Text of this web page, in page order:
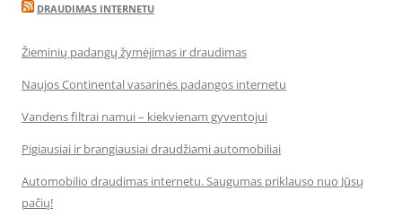
DRAUDIMAS INTERNETU
Žieminių padangų žymėjimas ir draudimas
Naujos Continental vasarinės padangos internetu
Vandens filtrai namui – kiekvienam gyventojui
Pigiausiai ir brangiausiai draudžiami automobiliai
Automobilio draudimas internetu. Saugumas priklauso nuo Jūsų
pačių!